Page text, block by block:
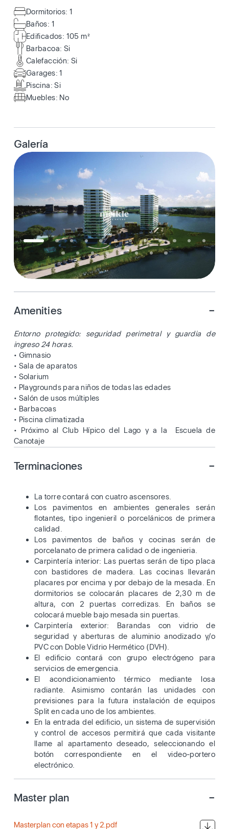
Dormitorios: 1
Baños: 1
Edificados: 105 m²
Barbacoa: Si
Calefacción: Si
Garages: 1
Piscina: Si
Muebles: No
Galería
Amenities -
Entorno protegido: seguridad perimetral y guardia de
ingreso 24 horas.
• Gimnasio
• Sala de aparatos
• Solarium
• Playgrounds para niños de todas las edades
• Salón de usos múltiples
• Barbacoas
• Piscina climatizada
• Próximo al Club Hípico del Lago y a la Escuela de
Canotaje
Terminaciones -
La torre contará con cuatro ascensores.
Los pavimentos en ambientes generales serán
flotantes, tipo ingenieril o porcelánicos de primera
calidad.
Los pavimentos de baños y cocinas serán de
porcelanato de primera calidad o de ingenieria.
Carpintería interior: Las puertas serán de tipo placa
con bastidores de madera. Las cocinas llevarán
placares por encima y por debajo de la mesada. En
dormitorios se colocarán placares de 2,30 m de
altura, con 2 puertas corredizas. En baños se
colocará mueble bajo mesada sin puertas.
Carpintería exterior: Barandas con vidrio de
seguridad y aberturas de aluminio anodizado y/o
PVC con Doble Vidrio Hermético (DVH).
El edificio contará con grupo electrógeno para
servicios de emergencia.
El acondicionamiento térmico mediante losa
radiante. Asimismo contarán las unidades con
previsiones para la futura instalación de equipos
Split en cada uno de los ambientes.
En la entrada del edificio, un sistema de supervisión
y control de accesos permitirá que cada visitante
llame al apartamento deseado, seleccionando el
botón correspondiente en el video-portero
electrónico.
Master plan -
Masterplan con etapas 1 y 2.pdf